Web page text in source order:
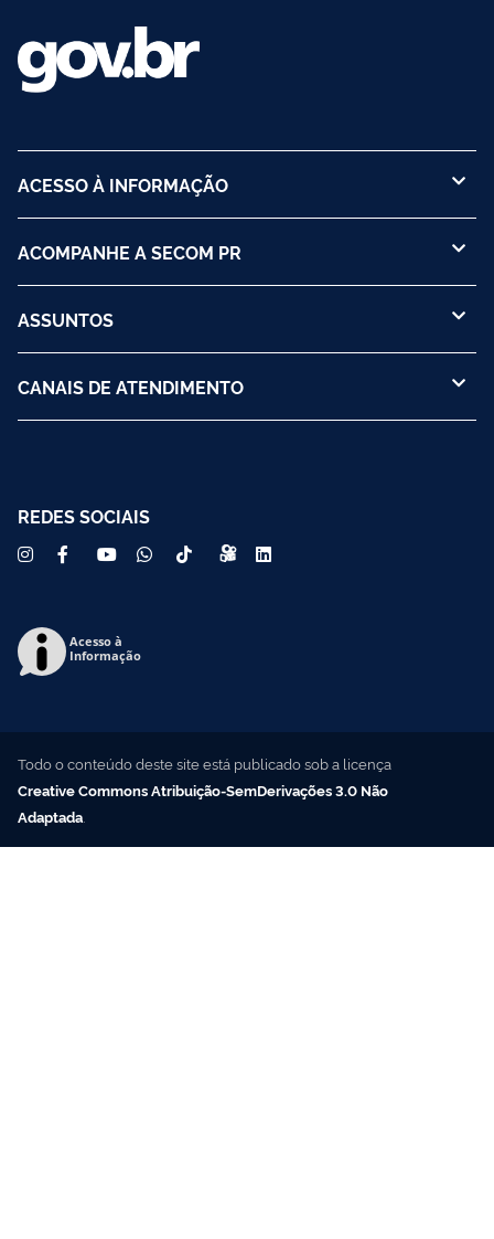
ACESSO À INFORMAÇÃO
ACOMPANHE A SECOM PR
ASSUNTOS
CANAIS DE ATENDIMENTO
REDES SOCIAIS
Acesso à
Informação
Todo o conteúdo deste site está publicado sob a licença
Creative Commons Atribuição-SemDerivações 3.0 Não
Adaptada